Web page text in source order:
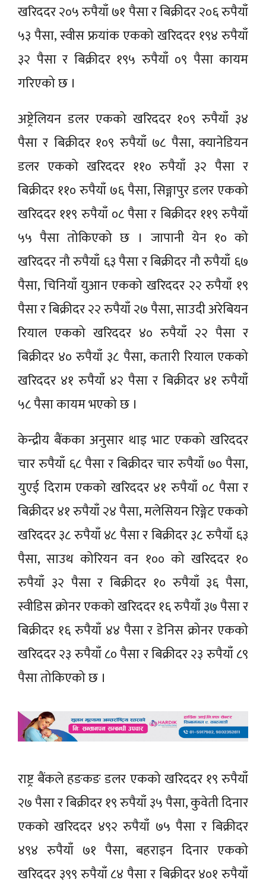
खरिददर २०५ रुपैयाँ ७१ पैसा र बिक्रीदर २०६ रुपैयाँ
५३ पैसा, स्वीस फ्रयांक एकको खरिददर १९४ रुपैयाँ
३२ पैसा र बिक्रीदर १९५ रुपैयाँ ०९ पैसा कायम
गरिएको छ ।
अष्ट्रेलियन डलर एकको खरिददर १०९ रुपैयाँ ३४
पैसा र बिक्रीदर १०९ रुपैयाँ ७८ पैसा, क्यानेडियन
डलर एकको खरिददर ११० रुपैयाँ ३२ पैसा र
बिक्रीदर ११० रुपैयाँ ७६ पैसा, सिङ्गापुर डलर एकको
खरिददर ११९ रुपैयाँ ०८ पैसा र बिक्रीदर ११९ रुपैयाँ
५५ पैसा तोकिएको छ । जापानी येन १० को
खरिददर नौ रुपैयाँ ६३ पैसा र बिक्रीदर नौ रुपैयाँ ६७
पैसा, चिनियाँ युआन एकको खरिददर २२ रुपैयाँ १९
पैसा र बिक्रीदर २२ रुपैयाँ २७ पैसा, साउदी अरेबियन
रियाल एकको खरिददर ४० रुपैयाँ २२ पैसा र
बिक्रीदर ४० रुपैयाँ ३८ पैसा, कतारी रियाल एकको
खरिददर ४१ रुपैयाँ ४२ पैसा र बिक्रीदर ४१ रुपैयाँ
५८ पैसा कायम भएको छ ।
केन्द्रीय बैंकका अनुसार थाइ भाट एकको खरिददर
चार रुपैयाँ ६८ पैसा र बिक्रीदर चार रुपैयाँ ७० पैसा,
युएई दिराम एकको खरिददर ४१ रुपैयाँ ०८ पैसा र
बिक्रीदर ४१ रुपैयाँ २४ पैसा, मलेसियन रिङ्गेट एकको
खरिददर ३८ रुपैयाँ ४८ पैसा र बिक्रीदर ३८ रुपैयाँ ६३
पैसा, साउथ कोरियन वन १०० को खरिददर १०
रुपैयाँ ३२ पैसा र बिक्रीदर १० रुपैयाँ ३६ पैसा,
स्वीडिस क्रोनर एकको खरिददर १६ रुपैयाँ ३७ पैसा र
बिक्रीदर १६ रुपैयाँ ४४ पैसा र डेनिस क्रोनर एकको
खरिददर २३ रुपैयाँ ८० पैसा र बिक्रीदर २३ रुपैयाँ ८९
पैसा तोकिएको छ ।
राष्ट्र बैंकले हङकङ डलर एकको खरिददर १९ रुपैयाँ
२७ पैसा र बिक्रीदर १९ रुपैयाँ ३५ पैसा, कुवेती दिनार
एकको खरिददर ४९२ रुपैयाँ ७५ पैसा र बिक्रीदर
४९४ रुपैयाँ ७१ पैसा, बहराइन दिनार एकको
खरिददर ३९९ रुपैयाँ ८४ पैसा र बिक्रीदर ४०१ रुपैयाँ